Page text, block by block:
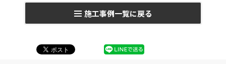
施工事例一覧に戻る